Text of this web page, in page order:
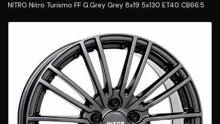
NITRO Nitro Turismo FF G.Grey Grey 8x19 5x130 ET40 CB66.5